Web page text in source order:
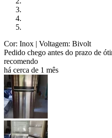
Cor: Inox | Voltagem: Bivolt
Pedido chego antes do prazo de
recomendo
há cerca de 1 mês